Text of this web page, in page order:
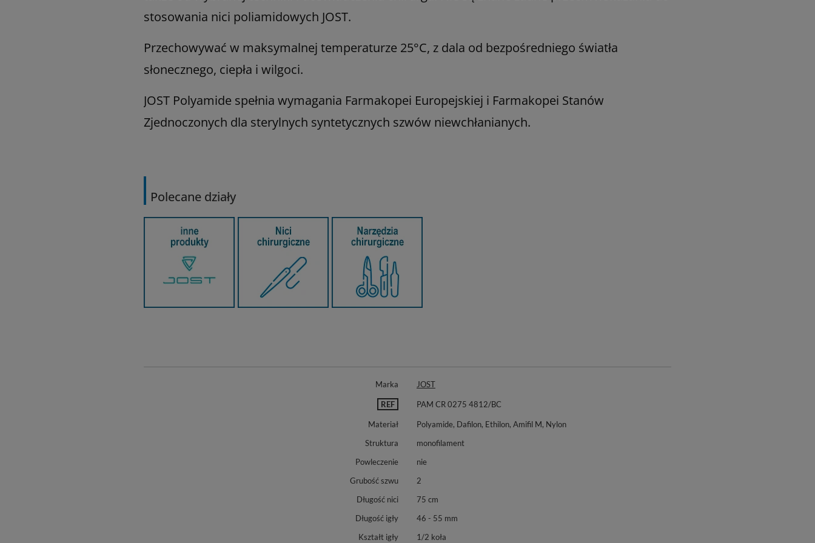
stosowania nici poliamidowych JOST.
Przechowywać w maksymalnej temperaturze 25°C, z dala od bezpośredniego światła
słonecznego, ciepła i wilgoci.
JOST Polyamide spełnia wymagania Farmakopei Europejskiej i Farmakopei Stanów
Zjednoczonych dla sterylnych syntetycznych szwów niewchłanianych.
Polecane działy
Marka JOST
REF PAM CR 0275 4812/BC
Materiał
Polyamide, Dafilon, Ethilon, Amifil M, Nylon
Struktura
monofilament
Powleczenie
nie
Grubość szwu
2
Długość nici
75 cm
Długość igły
46 - 55 mm
Kształt igły
1/2 koła